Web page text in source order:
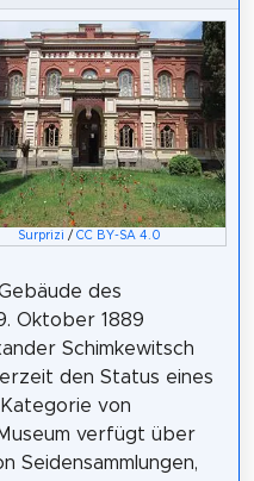
Surprizi / CC BY-SA 4.0
des
Oktober 1889
Schimkewitsch
den Status eines
von
verfügt über
Seidensammlungen,